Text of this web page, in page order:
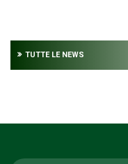
TUTTE LE NEWS